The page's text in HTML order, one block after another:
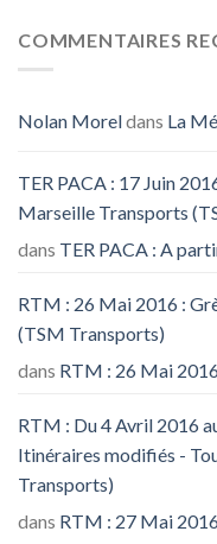
COMMENTAIRES
Nolan Moreldans La
TER PACA : 17 Juin
Marseille Transports
dans TER PACA : A
RTM : 26 Mai 2016 :
(TSM Transports)
dans RTM : 26 Mai
RTM : Du 4 Avril 2016
Itinéraires modifiés -
Transports)
dans RTM : 27 Mai